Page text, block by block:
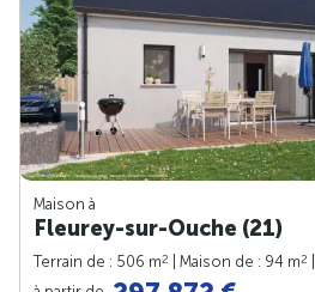
Maison à
Fleurey-sur-Ouche (21)
Terrain de : 506 m2 | Maison de : 94 m2